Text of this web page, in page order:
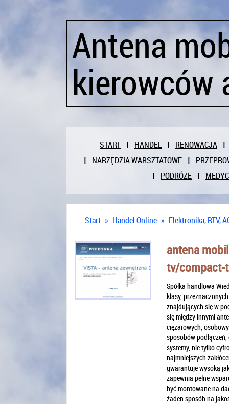
Antena
kierowców
START HANDEL
RENOWACJA
NARZĘDZIA WARSZTATOWE
PODRÓŻE
Start » Handel Online » Elektronika, RTV,
antena
tv/compact-
Spółka handlowa
klasy,
znajdujących się w
się między innymi
ciężarowych,
sposobów
systemy, nie tylko
najmniejszych
gwarantuje wysoką
zapewnia pełne
być montowane na
żaden sposób na